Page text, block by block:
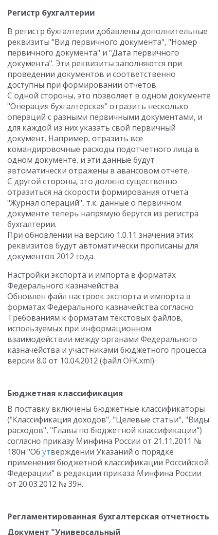
Регистр бухгалтерии
В регистр бухгалтерии добавлены дополнительные
реквизиты "Вид первичного документа", "Номер
первичного документа" и "Дата первичного
документа". Эти реквизиты заполняются при
проведении документов и соответственно
доступны при формировании отчетов.
С одной стороны, это позволяет в одном документе
"Операция бухгалтерская" отразить несколько
операций с разными первичными документами, и
для каждой из них указать свой первичный
документ. Например, отразить все
командировочные расходы подотчетного лица в
одном документе, и эти данные будут
автоматически отражены в авансовом отчете.
С другой стороны, это должно существенно
отразиться на скорости формирования отчета
"Журнал операций", т.к. данные о первичном
документе теперь напрямую берутся из регистра
бухгалтерии.
При обновлении на версию 1.0.11 значения этих
реквизитов будут автоматически прописаны для
документов 2012 года.
Настройки экспорта и импорта в форматах
Федерального казначейства.
Обновлен файл настроек экспорта и импорта в
форматах Федерального казначейства согласно
Требованиям к форматам текстовых файлов,
используемых при информационном
взаимодействии между органами Федерального
казначейства и участниками бюджетного процесса
версии 8.0 от 10.04.2012 (файл OFK.xml).
Бюджетная классификация
В поставку включены бюджетные классификаторы
("Классификация доходов", "Целевые статьи", "Виды
расходов", "Главы по бюджетной классификации")
согласно приказу Минфина России от 21.11.2011 №
180н "Об утверждении Указаний о порядке
применения бюджетной классификации Российской
Федерации" в редакции приказа Минфина России
от 20.03.2012 № 39н.
Регламентированная бухгалтерская отчетность
Документ "Универсальный